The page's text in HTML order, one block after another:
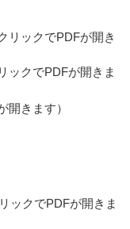
リックでPDFが開き
ックでPDFが開きま
きます）
ックでPDFが開きま